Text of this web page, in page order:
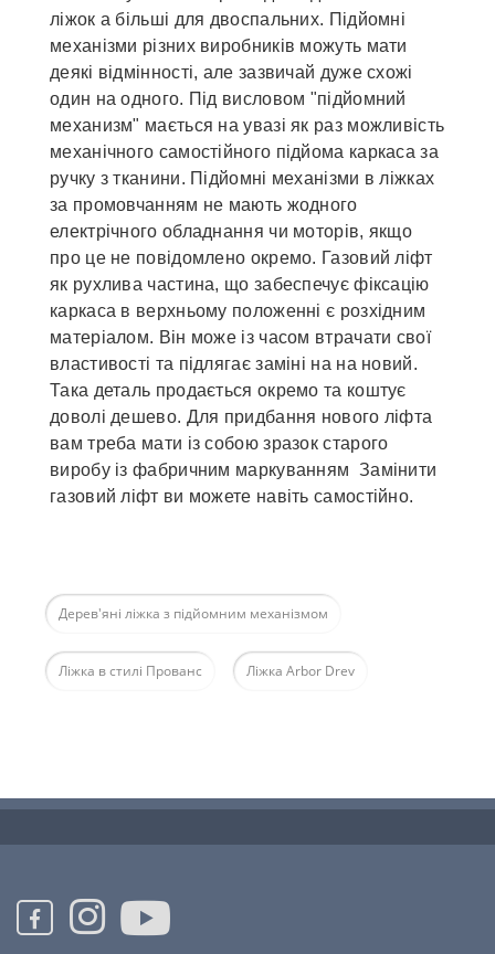
ліжок а більші для двоспальних. Підйомні
механізми різних виробників можуть мати
деякі відмінності, але зазвичай дуже схожі
один на одного. Під висловом "підйомний
механизм" мається на увазі як раз можливість
механічного самостійного підйома каркаса за
ручку з тканини. Підйомні механізми в ліжках
за промовчанням не мають жодного
електрічного обладнання чи моторів, якщо
про це не повідомлено окремо. Газовий ліфт
як рухлива частина, що забеспечує фіксацію
каркаса в верхньому положенні є розхідним
матеріалом. Він може із часом втрачати свої
властивості та підлягає заміні на на новий.
Така деталь продається окремо та коштує
доволі дешево. Для придбання нового ліфта
вам треба мати із собою зразок старого
виробу із фабричним маркуванням Замінити
газовий ліфт ви можете навіть самостійно.
Дерев'яні ліжка з підйомним механізмом
Ліжка в стилі Прованс Ліжка Arbor Drev